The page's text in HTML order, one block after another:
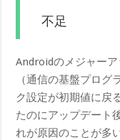
不足
Androidのメジャー
（通信の基盤プロ
ク設定が初期値に戻
たのにアップデート
れが原因のことが多